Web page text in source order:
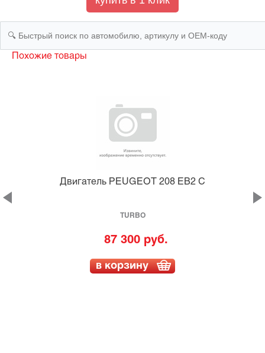
Похожие товары
Двигатель PEUGEOT 208 EB2 C
TURBO
87 300 руб.
в корзину